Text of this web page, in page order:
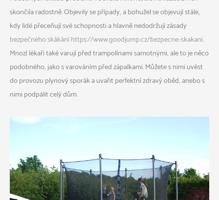
skončila radostně. Objevily se případy, a bohužel se objevují stále,
kdy lidé přeceňují své schopnosti a hlavně nedodržují zásady
bezpečného skákání https://www.goodjump.cz/bezpecne-skakani.
Mnozí lékaři také varují před trampolínami samotnými, ale to je něco
podobného, jako s varováním před zápalkami. Můžete s nimi uvést
do provozu plynový sporák a uvařit perfektní zdravý oběd, anebo s
nimi podpálit celý dům.